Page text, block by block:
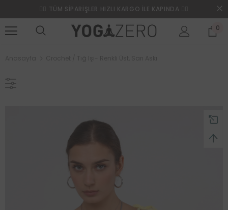
❤️‍🔥 TÜM SİPARİŞLER HIZLI KARGO İLE KAPINDA ❤️‍🔥
0